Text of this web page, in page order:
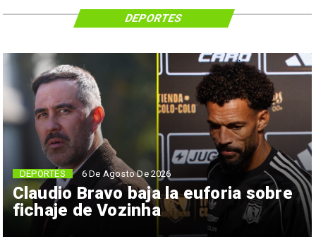
Claudio Bravo baja la euforia sobre
fichaje de Vozinha
DEPORTES 6 De Agosto De 2026
DEPORTES